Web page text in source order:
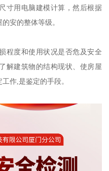
寸用电脑建模计算，然后根据
安的整体等级。
程度和使用状况是否危及安全
解建筑物的结构现状、使房屋
作,是鉴定的手段。